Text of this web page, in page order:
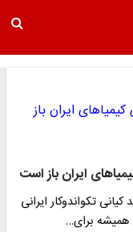
ایران باز است
تکواندوکار ایرانی
برای…